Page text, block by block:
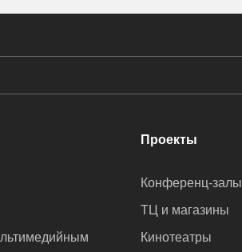
Проекты
Конференц-залы
ТЦ и магазины
Кинотеатры